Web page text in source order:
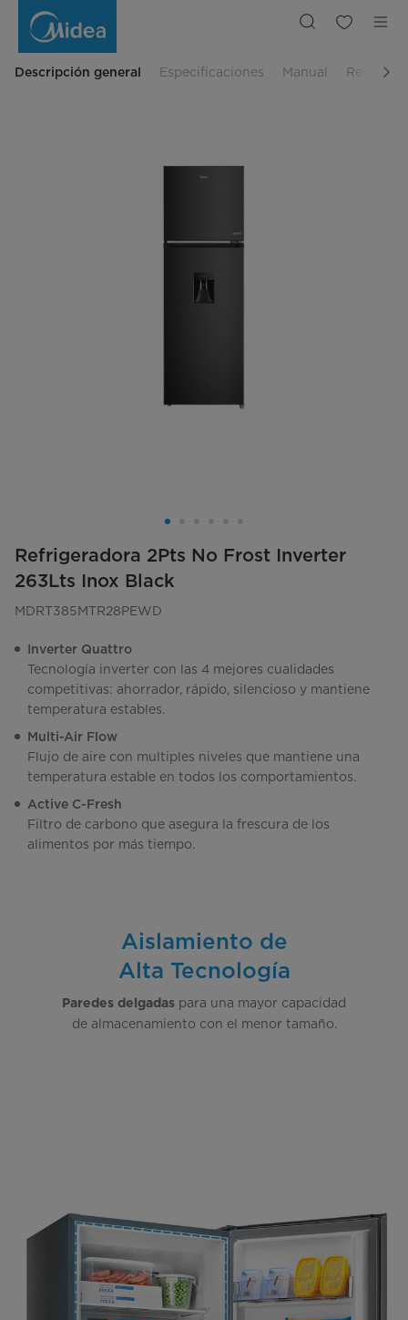
Descripción general Especificaciones Manual Reseñas
Refrigeradora 2Pts No Frost Inverter
263Lts Inox Black
MDRT385MTR28PEWD
Inverter Quattro
Tecnología inverter con las 4 mejores cualidades
competitivas: ahorrador, rápido, silencioso y mantiene
temperatura estables.
Multi-Air Flow
Flujo de aire con multiples niveles que mantiene una
temperatura estable en todos los comportamientos.
Active C-Fresh
Filtro de carbono que asegura la frescura de los
alimentos por más tiempo.
Aislamiento de
Alta Tecnología
Paredes delgadas para una mayor capacidad
de almacenamiento con el menor tamaño.